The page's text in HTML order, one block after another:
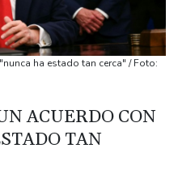
Trump es el nuevo presidente
10 muertos en región
a Italia en medio de crisis
del fútbol de Sudamérica
Trump en la presidencia de
ha estado tan cerca" / Foto:
ACUERDO CON
TAN